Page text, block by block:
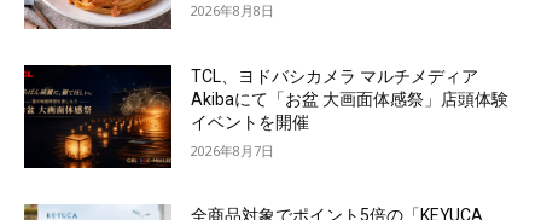
2026年8月8日
TCL、ヨドバシカメラ マルチメディア
Akibaにて「お盆 大画面体感祭」店頭体験
イベントを開催
2026年8月7日
全商品対象でポイント5倍の「KEYUCA